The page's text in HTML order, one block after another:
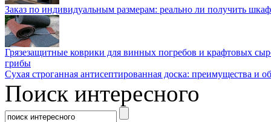
Заказ по индивидуальным размерам: реально ли получить
Грязезащитные коврики для винных погребов и крафтовых
грибы
Сухая строганная антисептированная доска: преимущества и
Поиск интересного